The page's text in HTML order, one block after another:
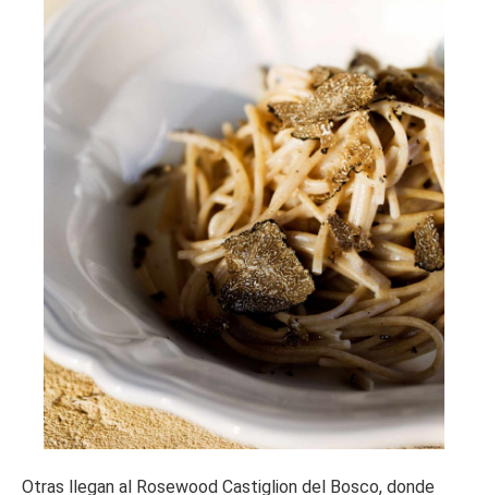
Otras llegan al Rosewood Castiglion del Bosco, donde